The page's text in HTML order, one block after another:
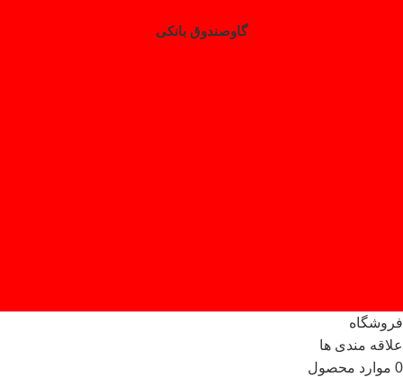
گاوصندوق بانکی
فروشگاه
علاقه مندی ها
0 موارد محصول